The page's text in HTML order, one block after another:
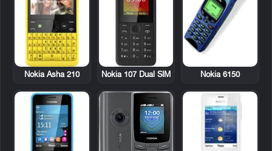
Nokia 6150
Nokia 107 Dual SIM
Nokia Asha 210